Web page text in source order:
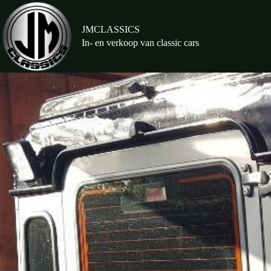
naar
de
inhoud
JMCLASSICS
In- en verkoop van classic cars